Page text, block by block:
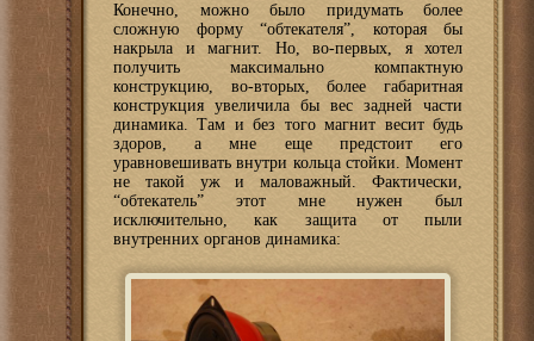
Конечно, можно было придумать более
сложную форму “обтекателя”, которая бы
накрыла и магнит. Но, во-первых, я хотел
получить максимально компактную
конструкцию, во-вторых, более габаритная
конструкция увеличила бы вес задней части
динамика. Там и без того магнит весит будь
здоров, а мне еще предстоит его
уравновешивать внутри кольца стойки. Момент
не такой уж и маловажный. Фактически,
“обтекатель” этот мне нужен был
исключительно, как защита от пыли
внутренних органов динамика: